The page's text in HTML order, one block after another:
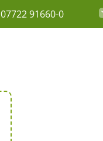
07722 91660-0